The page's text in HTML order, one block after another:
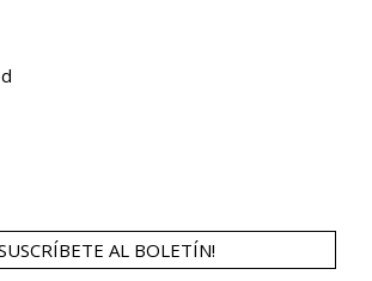
AL BOLETÍN!